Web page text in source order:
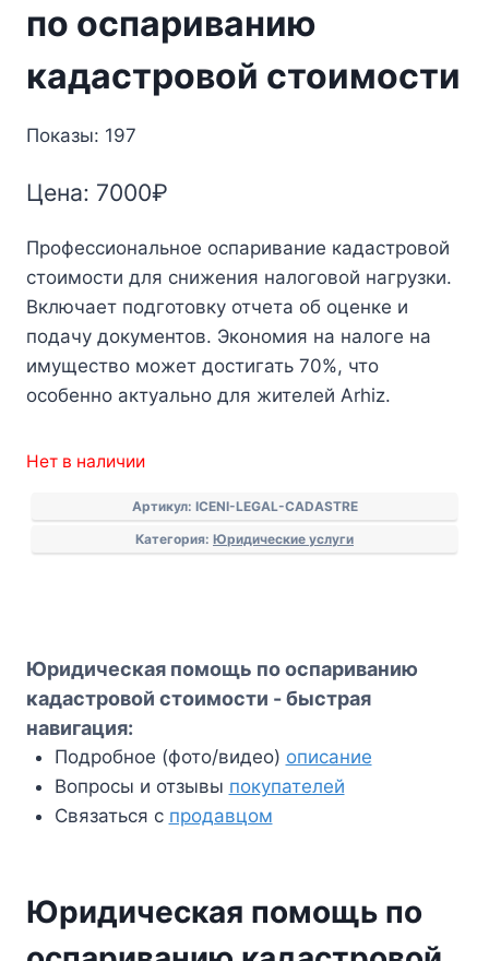
по оспариванию
кадастровой стоимости
Показы: 197
Цена: 7000₽
Профессиональное оспаривание кадастровой
стоимости для снижения налоговой нагрузки.
Включает подготовку отчета об оценке и
подачу документов. Экономия на налоге на
имущество может достигать 70%, что
особенно актуально для жителей Arhiz.
Нет в наличии
Артикул: ICENI-LEGAL-CADASTRE
Категория: Юридические услуги
Юридическая помощь по оспариванию
кадастровой стоимости - быстрая
навигация:
Подробное (фото/видео) описание
Вопросы и отзывы покупателей
Связаться с продавцом
Юридическая помощь по